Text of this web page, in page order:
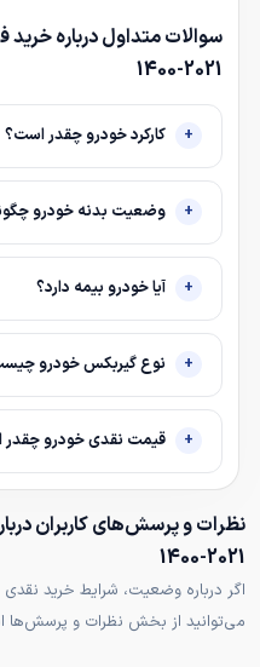
2021-1400
کارکرد خودرو چقدر است؟
وضعیت بدنه خودرو
آیا خودرو بیمه دارد؟
نوع گیربکس خودرو
قیمت نقدی خودرو
2021-1400
اگر درباره وضعیت، شرایط خرید
می‌توانید از بخش نظرات و پرسش‌ها